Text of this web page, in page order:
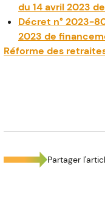
du 14 avril 2023
Décret n° 2023-
2023 de
Réforme des
Partager